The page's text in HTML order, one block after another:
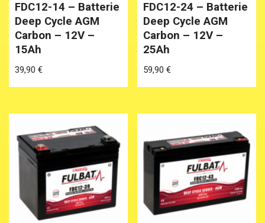
FDC12-14 – Batterie
Deep Cycle AGM
Carbon – 12V –
15Ah
39,90 €
FDC12-24 – Batterie
Deep Cycle AGM
Carbon – 12V –
25Ah
59,90€